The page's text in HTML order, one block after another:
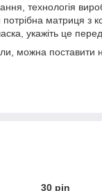
технологія
матриця з
укажіть це
можна поставити
30 pin